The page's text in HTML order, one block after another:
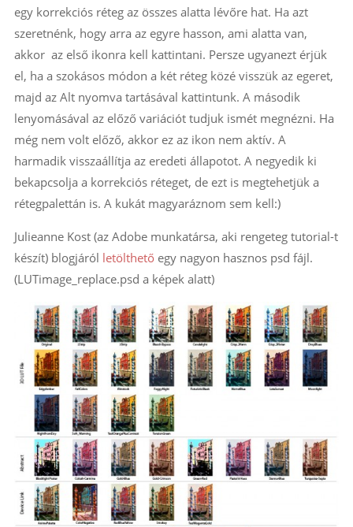
egy korrekciós réteg az összes alatta lévőre hat. Ha azt
szeretnénk, hogy arra az egyre hasson, ami alatta van,
akkor az első ikonra kell kattintani. Persze ugyanezt érjük
el, ha a szokásos módon a két réteg közé visszük az egeret,
majd az Alt nyomva tartásával kattintunk. A második
lenyomásával az előző variációt tudjuk ismét megnézni. Ha
még nem volt előző, akkor ez az ikon nem aktív. A
harmadik visszaállítja az eredeti állapotot. A negyedik ki
bekapcsolja a korrekciós réteget, de ezt is megtehetjük a
rétegpalettán is. A kukát magyaráznom sem kell:)
Julieanne Kost (az Adobe munkatársa, aki rengeteg tutorial-t
készít) blogjáról letölthető egy nagyon hasznos psd fájl.
(LUTimage_replace.psd a képek alatt)